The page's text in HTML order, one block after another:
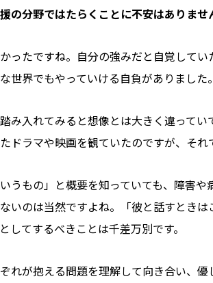
の分野ではたらくことに不安はありませ
ったですね。自分の強みだと自覚して
世界でもやっていける自負がありました。
み入れてみると想像とは大きく違って
ドラマや映画を観ていたのですが、それ
うもの」と概要を知っていても、障害
いのは当然ですよね。「彼と話すとき
してするべきことは千差万別です。
れが抱える問題を理解して向き合い、